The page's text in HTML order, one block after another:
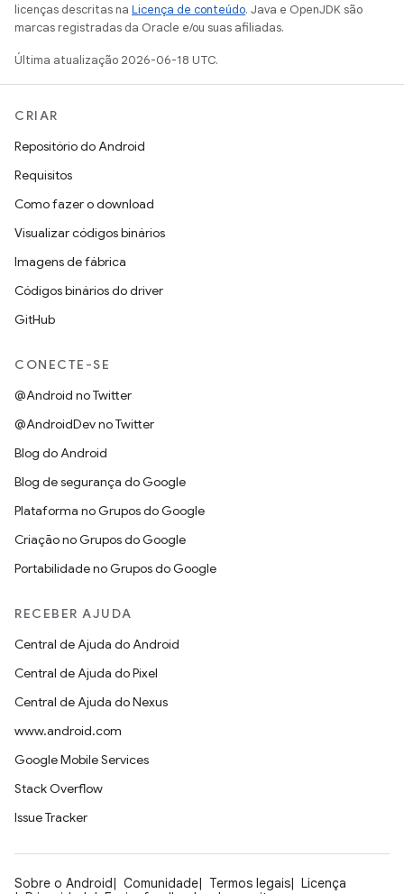
licenças descritas na Licença de conteúdo. Java e OpenJDK são
marcas registradas da Oracle e/ou suas afiliadas.
Última atualização 2026-06-18 UTC.
CRIAR
Repositório do Android
Requisitos
Como fazer o download
Visualizar códigos binários
Imagens de fábrica
Códigos binários do driver
GitHub
CONECTE-SE
@Android no Twitter
@AndroidDev no Twitter
Blog do Android
Blog de segurança do Google
Plataforma no Grupos do Google
Criação no Grupos do Google
Portabilidade no Grupos do Google
RECEBER AJUDA
Central de Ajuda do Android
Central de Ajuda do Pixel
Central de Ajuda do Nexus
www.android.com
Google Mobile Services
Stack Overflow
Issue Tracker
Sobre o Android Comunidade Termos legais
Licença